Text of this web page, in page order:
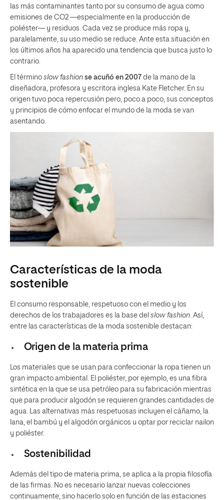
las más contaminantes tanto por su consumo de agua como
emisiones de CO2 —especialmente en la producción de
poliéster— y residuos. Cada vez se produce más ropa y,
paralelamente, su uso medio se reduce. Ante esta situación en
los últimos años ha aparecido una tendencia que busca justo lo
contrario.
El término slow fashion se acuñó en 2007 de la mano de la
diseñadora, profesora y escritora inglesa Kate Fletcher. En su
origen tuvo poca repercusión pero, poco a poco, sus conceptos
y principios de cómo enfocar el mundo de la moda se van
asentando.
Características de la moda
sostenible
El consumo responsable, respetuoso con el medio y los
derechos de los trabajadores es la base del slow fashion. Así,
entre las características de la moda sostenible destacan:
Origen de la materia prima
Los materiales que se usan para confeccionar la ropa tienen un
gran impacto ambiental. El poliéster, por ejemplo, es una fibra
sintética en la que se usa petróleo para su fabricación mientras
que para producir algodón se requieren grandes cantidades de
agua. Las alternativas más respetuosas incluyen el cáñamo, la
lana, el bambú y el algodón orgánicos u optar por reciclar nailon
y poliéster.
Sostenibilidad
Además del tipo de materia prima, se aplica a la propia filosofía
de las firmas. No es necesario lanzar nuevas colecciones
continuamente, sino hacerlo solo en función de las estaciones